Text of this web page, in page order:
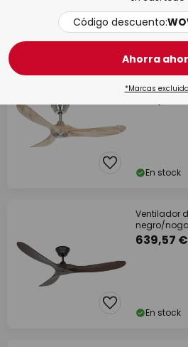
En stock
Ventilador
cromo/
silencioso
En stock
Ventilador
negro/
639,57 €
En stock
Código descuento:
Ahorra
*Marcas